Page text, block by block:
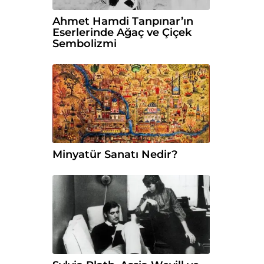
Ahmet Hamdi Tanpınar’ın
Eserlerinde Ağaç ve Çiçek
Sembolizmi
Minyatür Sanatı Nedir?